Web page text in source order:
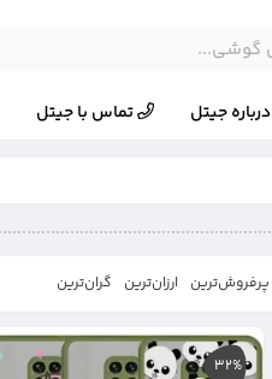
درباره جیتل تماس با جیتل
پرفروش‌ترین ارزان‌ترین گران‌ترین
32%